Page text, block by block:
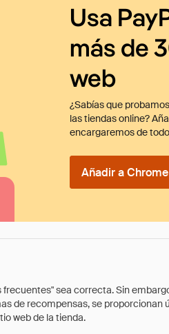
Usa
más de
web
¿Sabías que
las tiendas online?
encargaremos de
Añadir a
sea correcta. Sin
de recompensas, se
web de la tienda.